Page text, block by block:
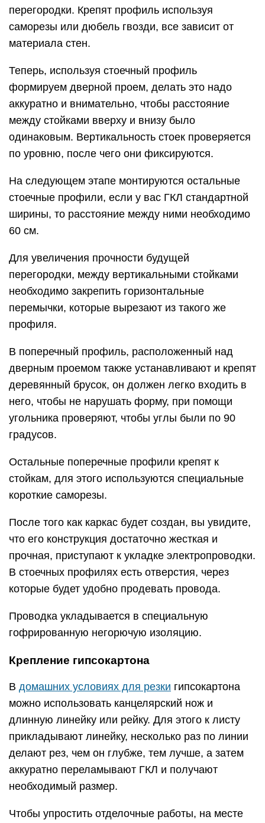
перегородки. Крепят профиль используя
саморезы или дюбель гвозди, все зависит от
материала стен.
Теперь, используя стоечный профиль
формируем дверной проем, делать это надо
аккуратно и внимательно, чтобы расстояние
между стойками вверху и внизу было
одинаковым. Вертикальность стоек проверяется
по уровню, после чего они фиксируются.
На следующем этапе монтируются остальные
стоечные профили, если у вас ГКЛ стандартной
ширины, то расстояние между ними необходимо
60 см.
Для увеличения прочности будущей
перегородки, между вертикальными стойками
необходимо закрепить горизонтальные
перемычки, которые вырезают из такого же
профиля.
В поперечный профиль, расположенный над
дверным проемом также устанавливают и крепят
деревянный брусок, он должен легко входить в
него, чтобы не нарушать форму, при помощи
угольника проверяют, чтобы углы были по 90
градусов.
Остальные поперечные профили крепят к
стойкам, для этого используются специальные
короткие саморезы.
После того как каркас будет создан, вы увидите,
что его конструкция достаточно жесткая и
прочная, приступают к укладке электропроводки.
В стоечных профилях есть отверстия, через
которые будет удобно продевать провода.
Проводка укладывается в специальную
гофрированную негорючую изоляцию.
Крепление гипсокартона
В домашних условиях для резки гипсокартона
можно использовать канцелярский нож и
длинную линейку или рейку. Для этого к листу
прикладывают линейку, несколько раз по линии
делают рез, чем он глубже, тем лучше, а затем
аккуратно переламывают ГКЛ и получают
необходимый размер.
Чтобы упростить отделочные работы, на месте